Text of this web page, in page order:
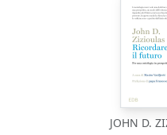
JOHN D.